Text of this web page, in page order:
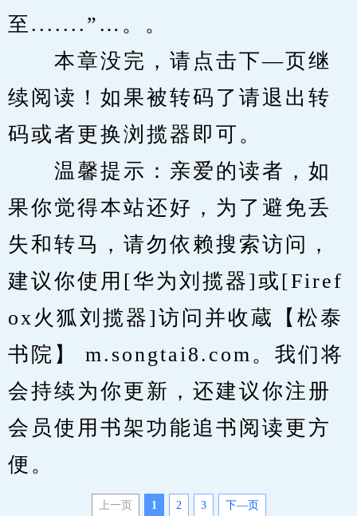
至.......”…。。
本章没完，请点击下—页继
续阅读！如果被转码了请退出转
码或者更换浏揽器即可。
温馨提示：亲爱的读者，如
果你觉得本站还好，为了避免丢
失和转马，请勿依赖搜索访问，
建议你使用[华为刘揽器]或[Firef
ox火狐刘揽器]访问并收蔵【松泰
书院】 m.songtai8.com。我们将
会持续为你更新，还建议你注册
会员使用书架功能追书阅读更方
便。
上一页 1 2 3 下—页